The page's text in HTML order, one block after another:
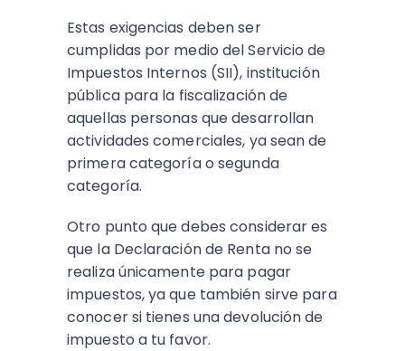
Estas exigencias deben ser
cumplidas por medio del Servicio de
Impuestos Internos (SII), institución
pública para la fiscalización de
aquellas personas que desarrollan
actividades comerciales, ya sean de
primera categoría o segunda
categoría.
Otro punto que debes considerar es
que la Declaración de Renta no se
realiza únicamente para pagar
impuestos, ya que también sirve para
conocer si tienes una devolución de
impuesto a tu favor.